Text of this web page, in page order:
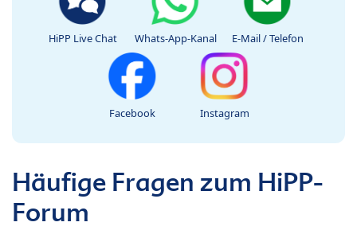
HiPP Live Chat Whats-App-Kanal E-Mail / Telefon
Facebook Instagram
Häufige Fragen zum HiPP-
Forum